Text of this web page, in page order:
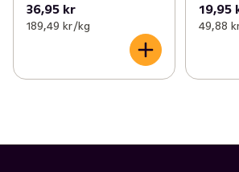
36,95 kr
189,49 kr /kg
19,95
49,88